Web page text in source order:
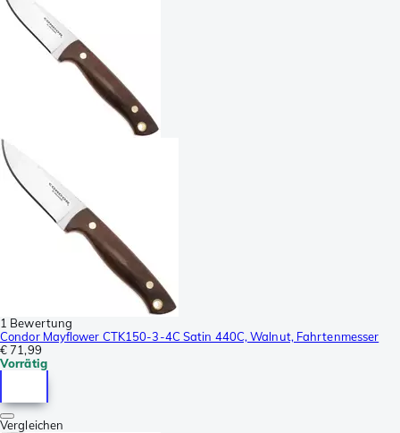
1 Bewertung
Condor Mayflower CTK150-3-4C Satin 440C, Walnut, Fahrtenmesser
€ 71,99
Vorrätig
Vergleichen